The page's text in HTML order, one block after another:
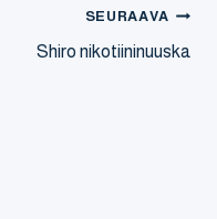
SEURAAVA
Shiro nikotiininuuska